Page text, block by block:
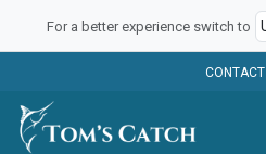
For a better experience switch to
CONTACT